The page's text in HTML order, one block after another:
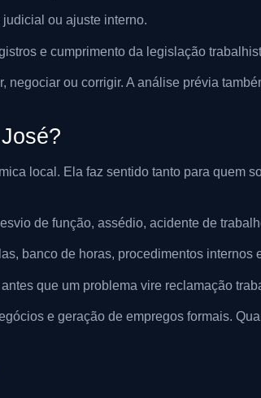
ou ajuste interno.
e cumprimento da legislação
ou corrigir. A análise prévia
local. Ela faz sentido tanto para quem
de função, assédio, acidente de
banco de horas, procedimentos internos
que um problema vire reclamação
e geração de empregos formais.